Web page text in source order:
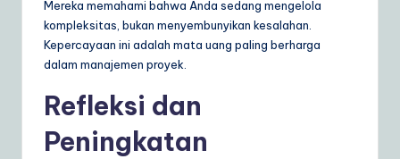
Mereka memahami bahwa Anda sedang mengelola
kompleksitas, bukan menyembunyikan kesalahan.
Kepercayaan ini adalah mata uang paling berharga
dalam manajemen proyek.
Refleksi dan
Peningkatan